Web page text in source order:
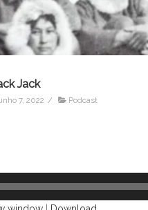
Jack
7, 2022 / Podcast